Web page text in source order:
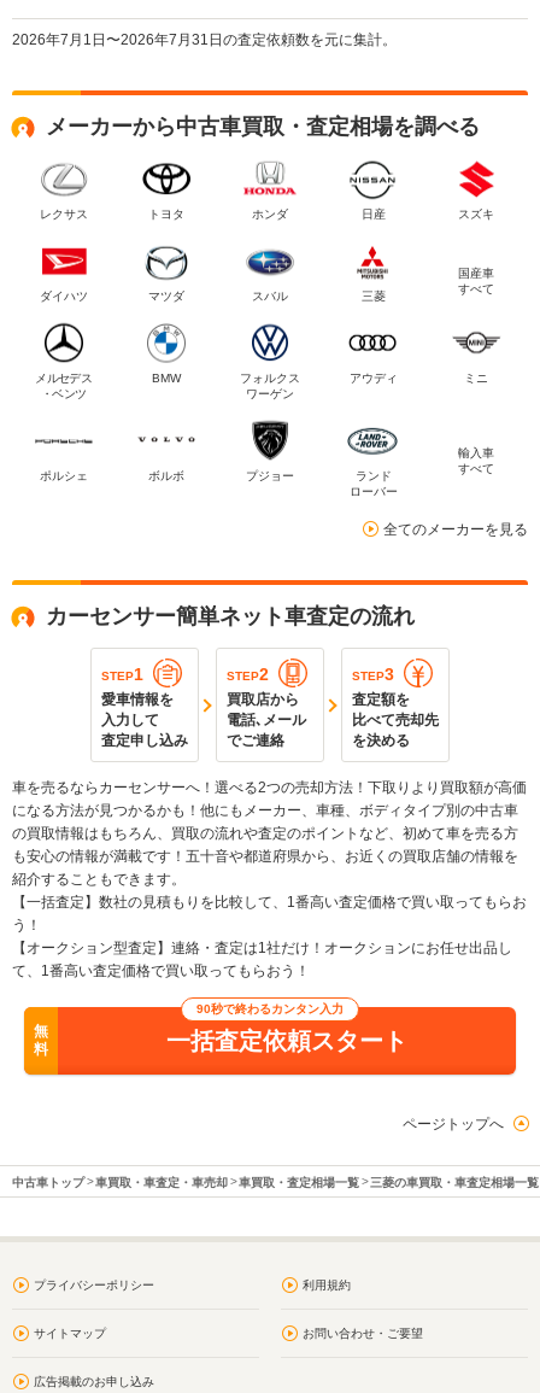
2026年7月1日〜2026年7月31日の査定依頼数を元に集計。
メーカーから中古車買取・査定相場を調べる
レクサス トヨタ ホンダ 日産 スズキ
ダイハツ マツダ スバル 三菱
国産車
すべて
メルセデス
・ベンツ
BMW
フォルクス
ワーゲン
アウディ ミニ
ポルシェ ボルボ プジョー
ランド
ローバー
輸入車
すべて
全てのメーカーを見る
カーセンサー簡単ネット車査定の流れ
STEP1
愛車情報を
入力して
査定申し込み
STEP2
買取店から
電話､メール
でご連絡
STEP3
査定額を
比べて売却先
を決める
車を売るならカーセンサーへ！選べる2つの売却方法！下取りより買取額が高価
になる方法が見つかるかも！他にもメーカー、車種、ボディタイプ別の中古車
の買取情報はもちろん、買取の流れや査定のポイントなど、初めて車を売る方
も安心の情報が満載です！五十音や都道府県から、お近くの買取店舗の情報を
紹介することもできます。
【一括査定】数社の見積もりを比較して、1番高い査定価格で買い取ってもらお
う！
【オークション型査定】連絡・査定は1社だけ！オークションにお任せ出品し
て、1番高い査定価格で買い取ってもらおう！
無
料
90秒で終わるカンタン入力
一括査定依頼スタート
ページトップへ
中古車トップ 車買取・車査定・車売却 車買取・査定相場一覧 三菱の車買取・車査定相場一覧
プライバシーポリシー 利用規約
サイトマップ お問い合わせ・ご要望
広告掲載のお申し込み